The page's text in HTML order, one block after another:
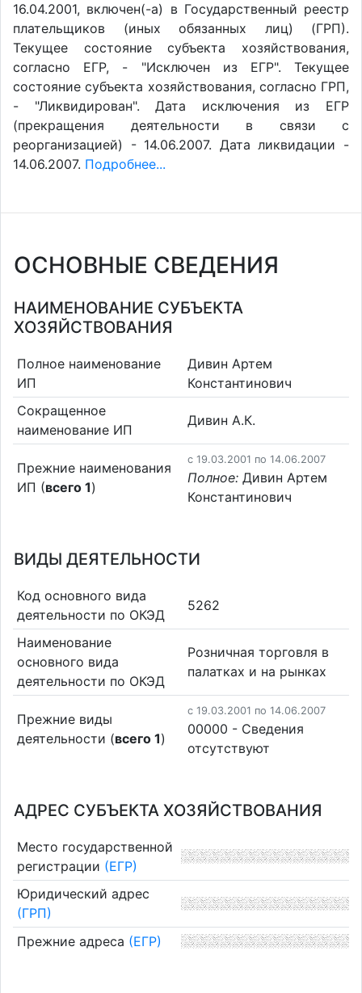
16.04.2001, включен(-a) в Государственный реестр
плательщиков (иных обязанных лиц) (ГРП).
Текущее состояние субъекта хозяйствования,
согласно ЕГР, - "Исключен из ЕГР". Текущее
состояние субъекта хозяйствования, согласно ГРП,
- "Ликвидирован". Дата исключения из ЕГР
(прекращения деятельности в связи с
реорганизацией) - 14.06.2007. Дата ликвидации -
14.06.2007. Подробнее...
ОСНОВНЫЕ СВЕДЕНИЯ
НАИМЕНОВАНИЕ СУБЪЕКТА
ХОЗЯЙСТВОВАНИЯ
Полное наименование
ИП
Дивин Артем
Константинович
Сокращенное
наименование ИП
Дивин А.К.
Прежние наименования
ИП (всего 1)
c 19.03.2001 по 14.06.2007
Полное: Дивин Артем
Константинович
ВИДЫ ДЕЯТЕЛЬНОСТИ
Код основного вида
деятельности по ОКЭД
5262
Наименование
основного вида
деятельности по ОКЭД
Розничная торговля в
палатках и на рынках
Прежние виды
деятельности (всего 1)
c 19.03.2001 по 14.06.2007
00000 - Cведения
отсутствуют
АДРЕС СУБЪЕКТА ХОЗЯЙСТВОВАНИЯ
Место государственной
регистрации (ЕГР)
Юридический адрес
(ГРП)
Прежние адреса (ЕГР)